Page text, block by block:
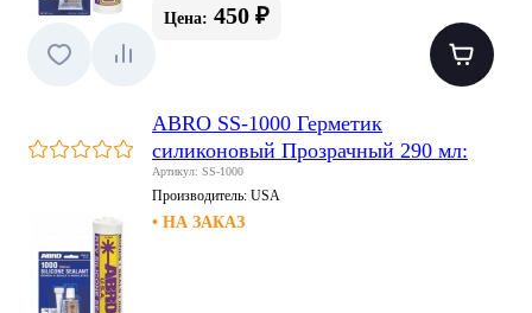
Цена: 450 ₽
ABRO SS-1000 Герметик
силиконовый Прозрачный 290 мл:
Артикул: SS-1000
Производитель: USA
• НА ЗАКАЗ